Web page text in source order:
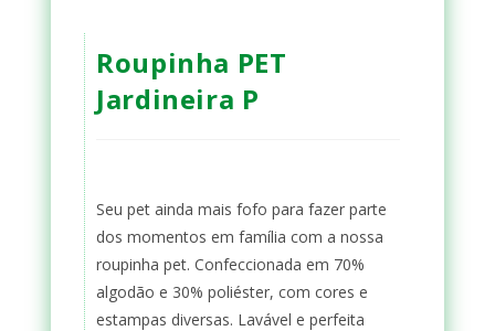
Roupinha PET
Jardineira P
Seu pet ainda mais fofo para fazer parte
dos momentos em família com a nossa
roupinha pet. Confeccionada em 70%
algodão e 30% poliéster, com cores e
estampas diversas. Lavável e perfeita